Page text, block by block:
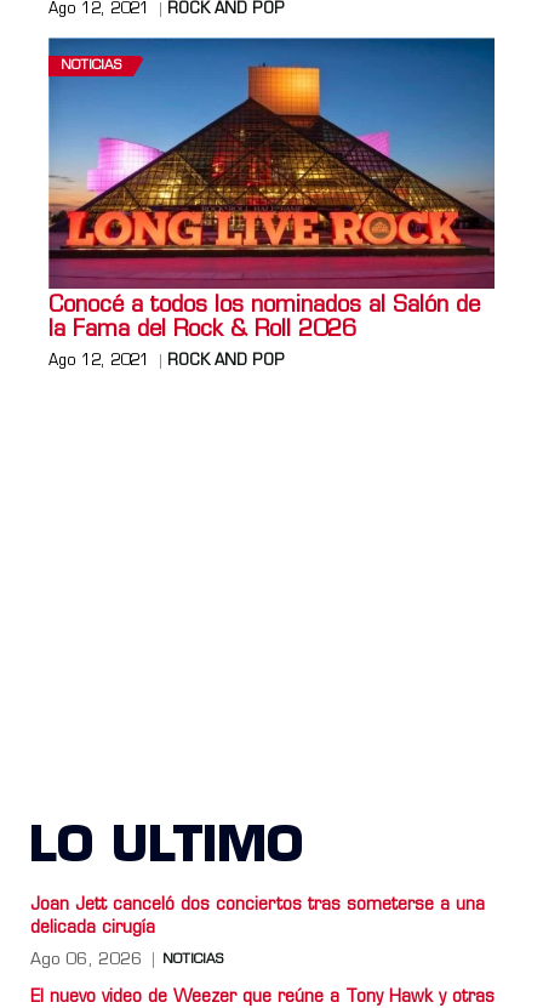
Ago 12, 2021 ROCK AND POP
NOTICIAS
Conocé a todos los nominados al Salón de
la Fama del Rock & Roll 2026
Ago 12, 2021 ROCK AND POP
LO ULTIMO
Joan Jett canceló dos conciertos tras someterse a una
delicada cirugía
Ago 06, 2026 NOTICIAS
El nuevo video de Weezer que reúne a Tony Hawk y otras